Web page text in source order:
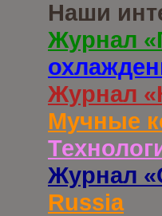
Наши
Журнал
Журнал
Мучные
Журнал
Russia